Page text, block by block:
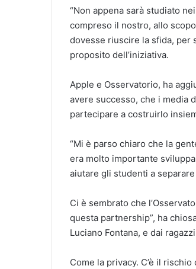
“Non appena sarà studiato
compreso il nostro, allo
dovesse riuscire la sfida, per
proposito dell’iniziativa.
Apple e Osservatorio, ha
avere successo, che i media
partecipare a costruirlo
“Mi è parso chiaro che la
era molto importante
aiutare gli studenti a
Ci è sembrato che
questa partnership”, ha
Luciano Fontana, e dai
Come la privacy. C’è il